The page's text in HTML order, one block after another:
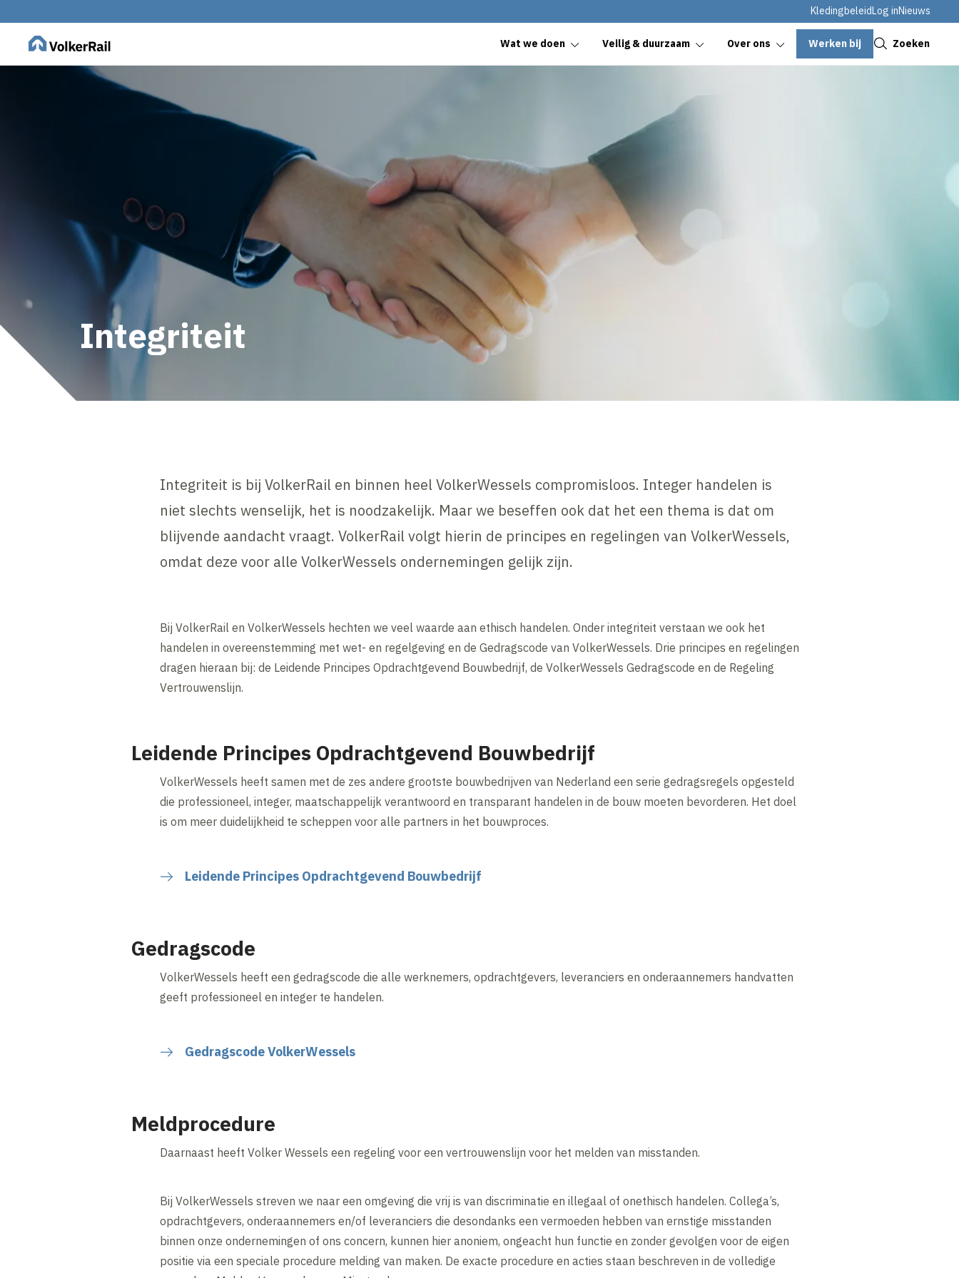
KledingbeleidLog inNieuws
Wat we doen Veilig & duurzaam Over ons Werken bij Zoeken
Integriteit
Integriteit is bij VolkerRail en binnen heel VolkerWessels compromisloos. Integer handelen is
niet slechts wenselijk, het is noodzakelijk. Maar we beseffen ook dat het een thema is dat om
blijvende aandacht vraagt. VolkerRail volgt hierin de principes en regelingen van VolkerWessels,
omdat deze voor alle VolkerWessels ondernemingen gelijk zijn.
Bij VolkerRail en VolkerWessels hechten we veel waarde aan ethisch handelen. Onder integriteit verstaan we ook het
handelen in overeenstemming met wet- en regelgeving en de Gedragscode van VolkerWessels. Drie principes en regelingen
dragen hieraan bij: de Leidende Principes Opdrachtgevend Bouwbedrijf, de VolkerWessels Gedragscode en de Regeling
Vertrouwenslijn.
Leidende Principes Opdrachtgevend Bouwbedrijf
VolkerWessels heeft samen met de zes andere grootste bouwbedrijven van Nederland een serie gedragsregels opgesteld
die professioneel, integer, maatschappelijk verantwoord en transparant handelen in de bouw moeten bevorderen. Het doel
is om meer duidelijkheid te scheppen voor alle partners in het bouwproces.
Leidende Principes Opdrachtgevend Bouwbedrijf
Gedragscode
VolkerWessels heeft een gedragscode die alle werknemers, opdrachtgevers, leveranciers en onderaannemers handvatten
geeft professioneel en integer te handelen.
Gedragscode VolkerWessels
Meldprocedure
Daarnaast heeft Volker Wessels een regeling voor een vertrouwenslijn voor het melden van misstanden.
Bij VolkerWessels streven we naar een omgeving die vrij is van discriminatie en illegaal of onethisch handelen. Collega’s,
opdrachtgevers, onderaannemers en/of leveranciers die desondanks een vermoeden hebben van ernstige misstanden
binnen onze ondernemingen of ons concern, kunnen hier anoniem, ongeacht hun functie en zonder gevolgen voor de eigen
positie via een speciale procedure melding van maken. De exacte procedure en acties staan beschreven in de volledige
Sluiten